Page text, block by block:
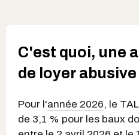
C'est quoi, une
de loyer
Pour l'année 2026, le
de 3,1 % pour les baux